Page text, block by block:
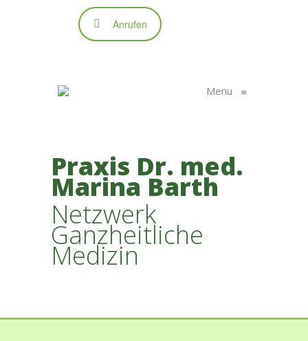
Anrufen
Menu ≡
Praxis Dr. med.
Marina Barth
Netzwerk
Ganzheitliche
Medizin